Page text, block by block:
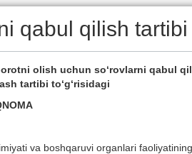
qabul qilish tartibi
olish uchun sо‘rovlarni qabul
tartibi tо‘g‘risidagi
va boshqaruvi organlari